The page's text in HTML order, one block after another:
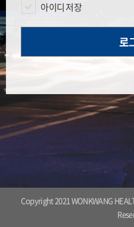
아이디 저장
로
Copyright 2021 WONKWANG